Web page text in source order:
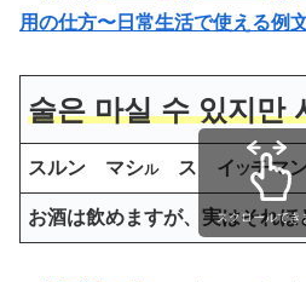
用の仕方〜日常生活で使える例
술은 마실 수 있지만
スルン マシルス イ ツチマ
お酒は飲めますが、実はそれほ
スクロールでき